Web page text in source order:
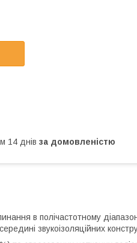
14 днів за домовленістю
в полічастотному
звукоізоляційних